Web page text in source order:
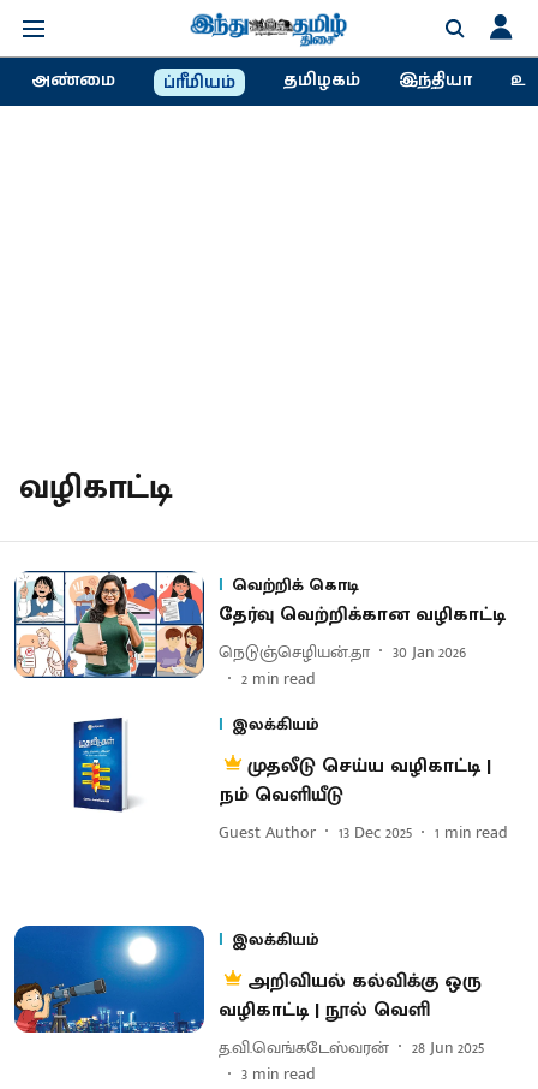
அண்மை ப்ரீமியம் தமிழகம் இந்தியா
வழிகாட்டி
வெற்றிக் கொடி
தேர்வு வெற்றிக்கான வழிகாட்டி
நெடுஞ்செழியன்.தா
30 Jan 2026
2 min read
இலக்கியம்
முதலீடு செய்ய வழிகாட்டி |
நம் வெளியீடு
Guest Author 13 Dec 2025 1 min read
இலக்கியம்
அறிவியல் கல்விக்கு ஒரு
வழிகாட்டி | நூல் வெளி
த.வி.வெங்கடேஸ்வரன்
28 Jun 2025
3 min read